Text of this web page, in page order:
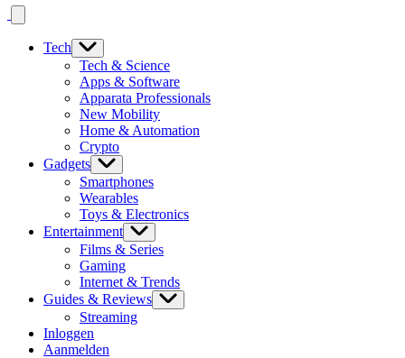
Tech
Tech & Science
Apps & Software
Apparata Professionals
New Mobility
Home & Automation
Crypto
Gadgets
Smartphones
Wearables
Toys & Electronics
Entertainment
Films & Series
Gaming
Internet & Trends
Guides & Reviews
Streaming
Inloggen
Aanmelden